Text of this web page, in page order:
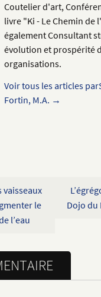
Coutelier d'art,
livre "Ki - Le Chemin de
également Consultant
évolution et prospérité
organisations.
Voir tous les articles
Fortin, M.A. →
vaisseaux
le
l’eau
Dojo du